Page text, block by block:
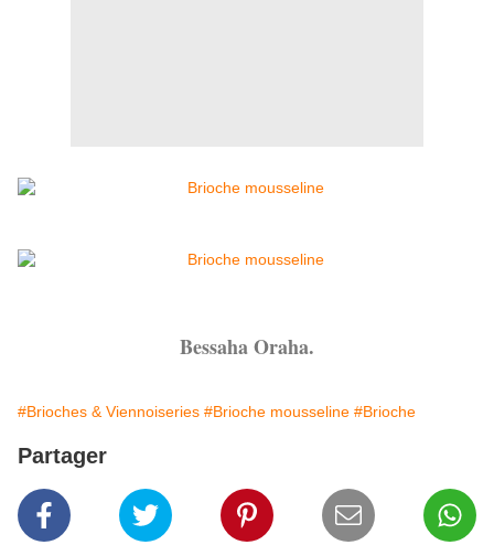
Bessaha Oraha.
#Brioches & Viennoiseries #Brioche mousseline #Brioche
Partager